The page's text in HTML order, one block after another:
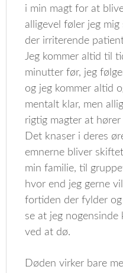
i min magt for at
alligevel føler jeg
der irriterende
Jeg kommer altid til
minutter før, jeg
og jeg kommer altid
mentalt klar, men
rigtig magter at
Det knaser i deres
emnerne bliver
min familie, til
hvor end jeg gerne
fortiden der fylder
se at jeg
ved at dø.
Døden virker bare